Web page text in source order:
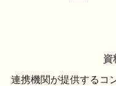
資
連携機関が提供するコ